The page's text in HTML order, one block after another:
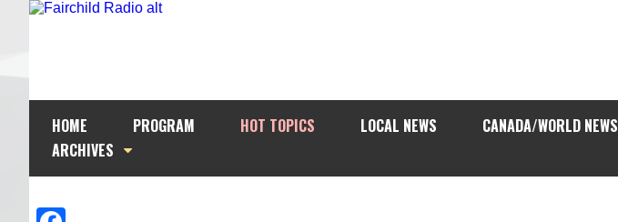
HOME PROGRAM HOT TOPICS LOCAL NEWS CANADA/WORLD NEWS
ARCHIVES